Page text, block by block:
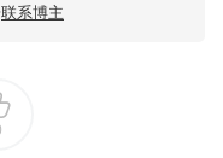
联系博主